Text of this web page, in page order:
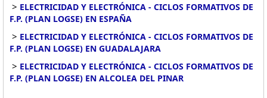
> ELECTRICIDAD Y ELECTRÓNICA - CICLOS FORMATIVOS DE
F.P. (PLAN LOGSE) EN ESPAÑA
> ELECTRICIDAD Y ELECTRÓNICA - CICLOS FORMATIVOS DE
F.P. (PLAN LOGSE) EN GUADALAJARA
> ELECTRICIDAD Y ELECTRÓNICA - CICLOS FORMATIVOS DE
F.P. (PLAN LOGSE) EN ALCOLEA DEL PINAR